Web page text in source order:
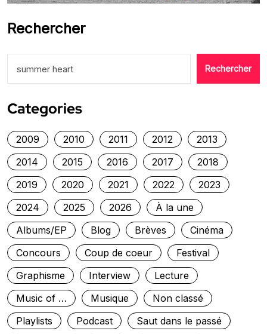
Rechercher
Rechercher
Categories
2009 2010 2011 2012
2013
2014
2015 2016 2017
2018
2019
2020 2021 2022
2023
2024
2025 2026
À la une
Albums/EP
Blog Brèves
Cinéma
Concours
Coup de coeur
Festival
Graphisme
Interview
Lecture
Music of …
Musique
Non classé
Playlists
Podcast
Saut dans le passé